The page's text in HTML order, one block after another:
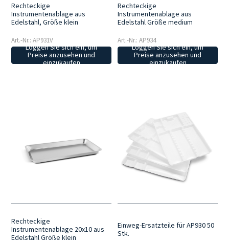
Rechteckige
Instrumentenablage aus
Edelstahl, Größe klein
Art.-Nr.: AP931V
Loggen Sie sich ein, um
Preise anzusehen und
einzukaufen
Rechteckige
Instrumentenablage aus
Edelstahl Größe medium
Art.-Nr.: AP934
Loggen Sie sich ein, um
Preise anzusehen und
einzukaufen
Rechteckige
Instrumentenablage 20x10 aus
Edelstahl Größe klein
Einweg-Ersatzteile für AP930 50
Stk.